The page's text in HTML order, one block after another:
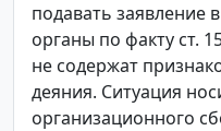
подавать заявление
органы по факту ст.
не содержат
деяния. Ситуация
организационного